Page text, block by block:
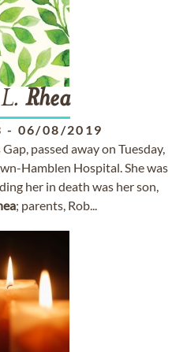
Rhea
- 06/08/2019
Gap, passed away on Tuesday,
Hamblen Hospital. She was
her in death was her son,
; parents, Rob...